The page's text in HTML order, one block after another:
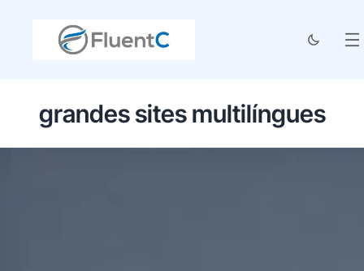
grandes sites multilíngues